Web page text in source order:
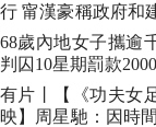
行 甯漢豪稱政府和建造業議會做
好培訓工作
68歲內地女子攜逾
判囚10星期罰款
有片丨【《功夫女
映】周星馳：因時